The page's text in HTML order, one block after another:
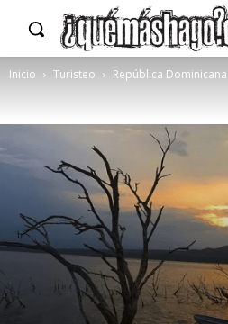
Inicio Turisteo República Dominicana